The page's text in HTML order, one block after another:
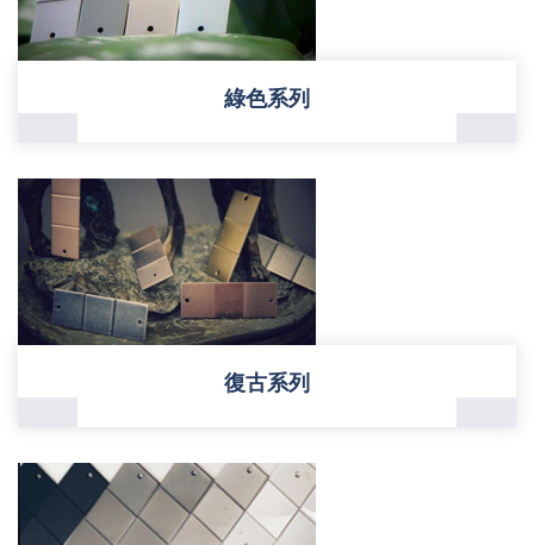
綠色系列
復古系列